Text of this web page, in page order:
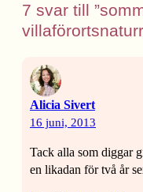
7 svar till
Alicia Sivert
16 juni, 2013
Tack alla som diggar
en likadan för två år